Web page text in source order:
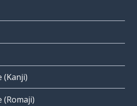
(Kanji)
(Romaji)